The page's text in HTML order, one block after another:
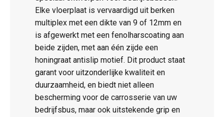
Elke vloerplaat is vervaardigd uit berken
multiplex met een dikte van 9 of 12mm en
is afgewerkt met een fenolharscoating aan
beide zijden, met aan één zijde een
honingraat antislip motief. Dit product staat
garant voor uitzonderlijke kwaliteit en
duurzaamheid, en biedt niet alleen
bescherming voor de carrosserie van uw
bedrijfsbus, maar ook uitstekende grip en